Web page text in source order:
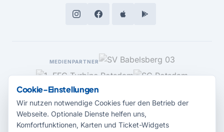
MEDIENPARTNER
Cookie-Einstellungen
Wir nutzen notwendige Cookies fuer den Betrieb der
Webseite. Optionale Dienste helfen uns,
Komfortfunktionen, Karten und Ticket-Widgets